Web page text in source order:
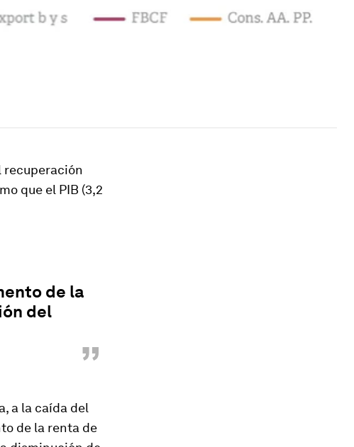
recuperación
que el PIB (3,2
de la
del
”
a la caída del
de la renta de